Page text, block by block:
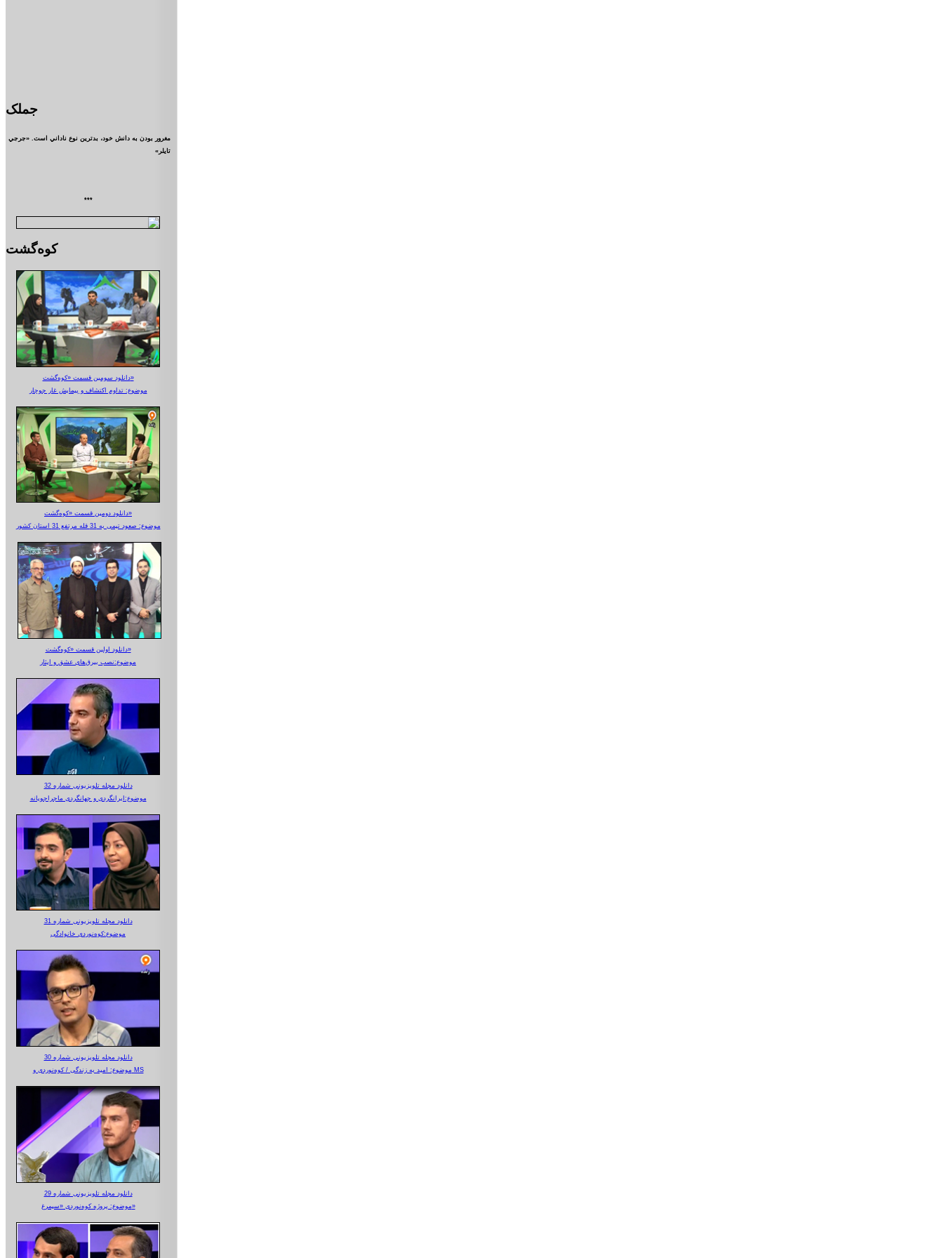
جملک
مغرور بودن به دانش خود، بدترين نوع ناداني است. «جرجي
تايلر»
***
کوه‌گشت
دانلود سومین قسمت «کوه‌گشت»
موضوع: تداوم اکتشاف و پیمایش غار جوجار
دانلود دومین قسمت «کوه‌گشت»
موضوع: صعود تیمی به 31 قله مرتفع 31 استان کشور
دانلود اولین قسمت «کوه‌گشت»
موضوع:نصب بیرق‌های عشق و ایثار
دانلود مجله تلویزیونی شماره 32
موضوع:ایرانگردی و جهانگردی ماجراجویانه
دانلود مجله تلویزیونی شماره 31
موضوع:کوه‌نوردی خانوادگی
دانلود مجله تلویزیونی شماره 30
موضوع: امید به زندگی / کوه‌نوردی و MS
دانلود مجله تلویزیونی شماره 29
موضوع: پروژه کوه‌نوردی «سیمرغ»